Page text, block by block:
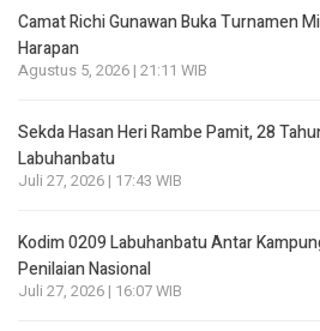
Camat Richi Gunawan Buka Turnamen
Harapan
Agustus 5, 2026 | 21:11 WIB
Sekda Hasan Heri Rambe Pamit, 28
Labuhanbatu
Juli 27, 2026 | 17:43 WIB
Kodim 0209 Labuhanbatu Antar
Penilaian Nasional
Juli 27, 2026 | 16:07 WIB